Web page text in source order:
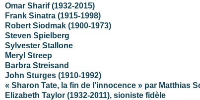
Omar Sharif (1932-2015)
Frank Sinatra (1915-1998)
Robert Siodmak (1900-1973)
Steven Spielberg
Sylvester Stallone
Meryl Streep
Barbra Streisand
John Sturges (1910-1992)
« Sharon Tate, la fin de l’innocence » par Matthias
Elizabeth Taylor (1932-2011), sioniste fidèle